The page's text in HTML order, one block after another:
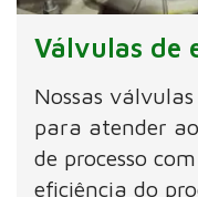
Válvulas de
Nossas
para atender
de processo
eficiência do